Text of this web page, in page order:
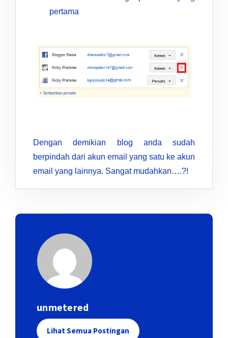
pertama
Dengan demikian blog anda sudah
berpindah dari akun email yang satu ke akun
email yang lainnya. Sangat mudahkan….?!
unmetered
Lihat Semua Postingan